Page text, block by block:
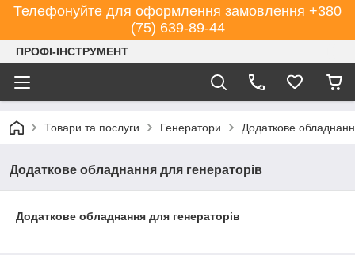
Телефонуйте для оформлення замовлення +380
(75) 639-89-44
ПРОФІ-ІНСТРУМЕНТ
Товари та послуги Генератори Додаткове
Додаткове обладнання для генераторів
Додаткове обладнання для генераторів